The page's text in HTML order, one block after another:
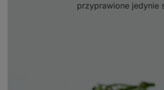
przyprawione jedynie